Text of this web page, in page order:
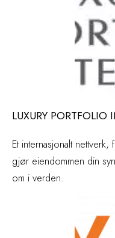
LUXURY
Et internasjonalt
gjør eiendommen din
om i verden.